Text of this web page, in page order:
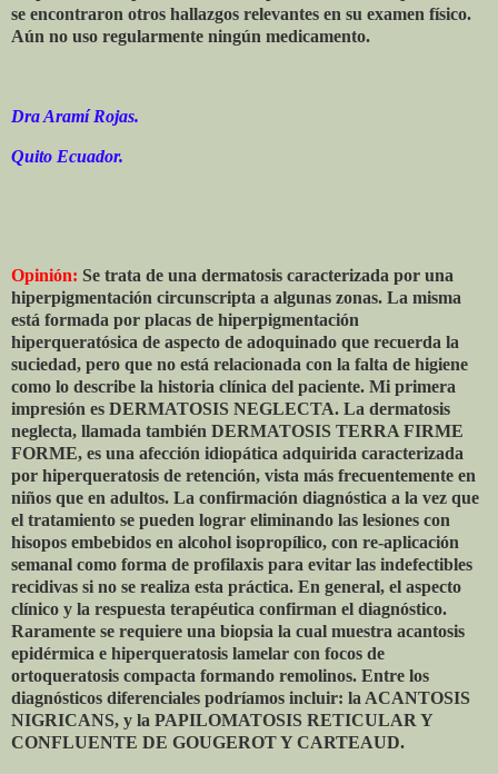
se encontraron otros hallazgos relevantes en su examen físico.
Aún no uso regularmente ningún medicamento.
Dra Aramí Rojas.
Quito Ecuador.
Opinión: Se trata de una dermatosis caracterizada por una
hiperpigmentación circunscripta a algunas zonas. La misma
está formada por placas de hiperpigmentación
hiperqueratósica de aspecto de adoquinado que recuerda la
suciedad, pero que no está relacionada con la falta de higiene
como lo describe la historia clínica del paciente. Mi primera
impresión es DERMATOSIS NEGLECTA. La dermatosis
neglecta, llamada también DERMATOSIS TERRA FIRME
FORME, es una afección idiopática adquirida caracterizada
por hiperqueratosis de retención, vista más frecuentemente en
niños que en adultos. La confirmación diagnóstica a la vez que
el tratamiento se pueden lograr eliminando las lesiones con
hisopos embebidos en alcohol isopropílico, con re-aplicación
semanal como forma de profilaxis para evitar las indefectibles
recidivas si no se realiza esta práctica. En general, el aspecto
clínico y la respuesta terapéutica confirman el diagnóstico.
Raramente se requiere una biopsia la cual muestra acantosis
epidérmica e hiperqueratosis lamelar con focos de
ortoqueratosis compacta formando remolinos. Entre los
diagnósticos diferenciales podríamos incluir: la ACANTOSIS
NIGRICANS, y la PAPILOMATOSIS RETICULAR Y
CONFLUENTE DE GOUGEROT Y CARTEAUD.